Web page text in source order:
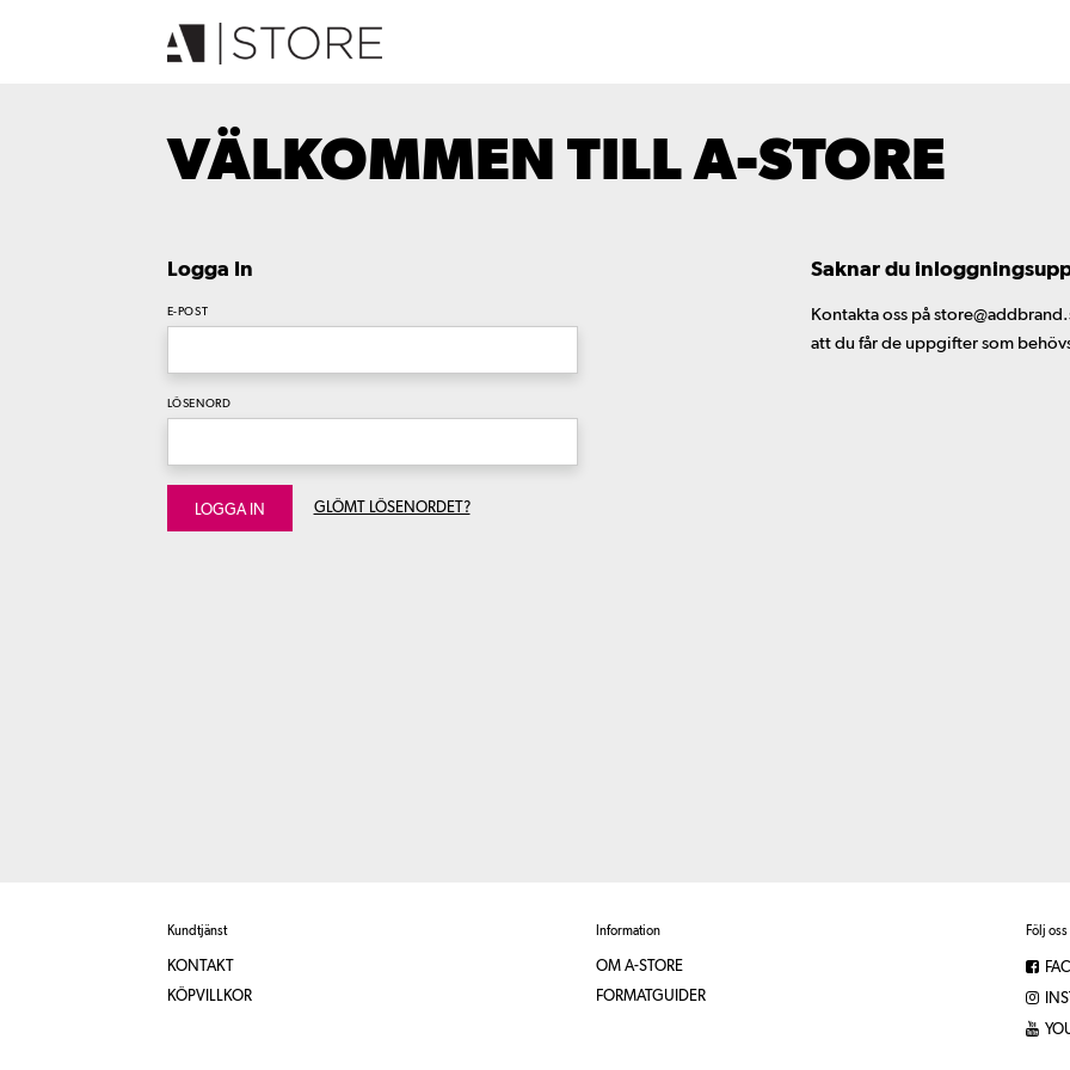
VÄLKOMMEN TILL A-STORE
Logga In
E-POST
LÖSENORD
LOGGA IN GLÖMT LÖSENORDET?
Saknar du
Kontakta oss på
att du får de uppgifter som
Kundtjänst
KONTAKT
KÖPVILLKOR
Information
OM A-STORE
FORMATGUIDER
Följ oss